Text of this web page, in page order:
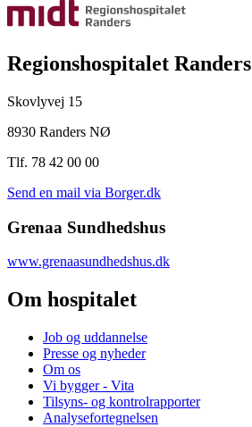
Regionshospitalet Randers
Skovlyvej 15
8930 Randers NØ
Tlf. 78 42 00 00
Send en mail via Borger.dk
Grenaa Sundhedshus
www.grenaasundhedshus.dk
Om hospitalet
Job og uddannelse
Presse og nyheder
Om os
Vi bygger - Vita
Tilsyns- og kontrolrapporter
Analysefortegnelsen